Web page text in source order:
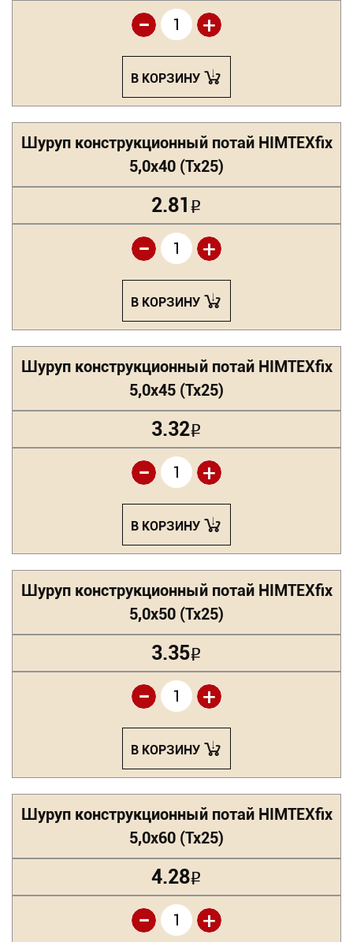
+
-
В КОРЗИНУ
Шуруп конструкционный потай HIMTEXfix
5,0х40 (Tx25)
2.81 Р
+
-
В КОРЗИНУ
Шуруп конструкционный потай HIMTEXfix
5,0х45 (Tx25)
3.32Р
+
-
В КОРЗИНУ
Шуруп конструкционный потай HIMTEXfix
5,0х50 (Tx25)
3.35Р
+
-
В КОРЗИНУ
Шуруп конструкционный потай HIMTEXfix
5,0х60 (Tx25)
4.28Р
+
-